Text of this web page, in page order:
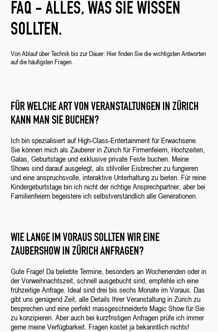
FAQ - ALLES, WAS SIE WISSEN
SOLLTEN.
Von Ablauf über Technik bis zur Dauer: Hier finden Sie die wichtigsten Antworten
auf die häufigsten Fragen.
FÜR WELCHE ART VON VERANSTALTUNGEN IN ZÜRICH
KANN MAN SIE BUCHEN?
Ich bin spezialisiert auf High-Class-Entertainment für Erwachsene.
Sie können mich als Zauberer in Zürich für Firmenfeiern, Hochzeiten,
Galas, Geburtstage und exklusive private Feste buchen. Meine
Shows sind darauf ausgelegt, als stilvoller Eisbrecher zu fungieren
und eine anspruchsvolle, interaktive Unterhaltung zu bieten. Für reine
Kindergeburtstage bin ich nicht der richtige Ansprechpartner, aber bei
Familienfeiern begeistere ich selbstverständlich alle Generationen.
WIE LANGE IM VORAUS SOLLTEN WIR EINE
ZAUBERSHOW IN ZÜRICH ANFRAGEN?
Gute Frage! Da beliebte Termine, besonders an Wochenenden oder in
der Vorweihnachtszeit, schnell ausgebucht sind, empfehle ich eine
frühzeitige Anfrage. Ideal sind drei bis sechs Monate im Voraus. Das
gibt uns genügend Zeit, alle Details Ihrer Veranstaltung in Zürich zu
besprechen und eine perfekt massgeschneiderte Magic Show für Sie
zu konzipieren. Aber auch bei kurzfristigen Anfragen prüfe ich immer
gerne meine Verfügbarkeit. Fragen kostet ja bekanntlich nichts!